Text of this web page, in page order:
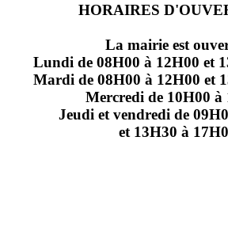
HORAIRES
La mairie est
Lundi de 08H00 à 12H00 et
Mardi de 08H00 à 12H00 et
Mercredi de 10H00 à
Jeudi et vendredi de
et 13H30 à